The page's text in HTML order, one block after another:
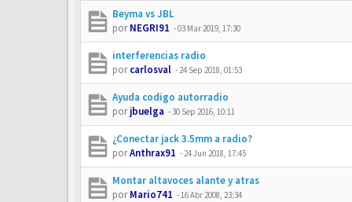
Beyma vs JBL
porNEGRI91 -03 Mar 2019, 17:30
interferencias radio
porcarlosval -24 Sep 2018, 01:53
Ayuda codigo autorradio
porjbuelga - 30 Sep 2016, 10:11
¿Conectar jack 3.5mm a radio?
porAnthrax91 -24 Jun 2018, 17:45
Montar altavoces alante y atras
porMario741 -16 Abr 2008, 23:34